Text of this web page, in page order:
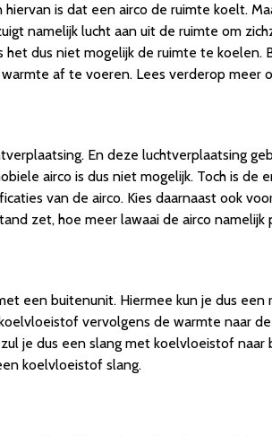
is dat een airco de ruimte koelt.
namelijk lucht aan uit de ruimte om
dus niet mogelijk de ruimte te
af te voeren. Lees verderop meer
En deze luchtverplaatsing
airco is dus niet mogelijk. Toch is de
van de airco. Kies daarnaast ook
zet, hoe meer lawaai de airco namelijk
een buitenunit. Hiermee kun je dus
vervolgens de warmte naar
je dus een slang met koelvloeistof
koelvloeistof slang.